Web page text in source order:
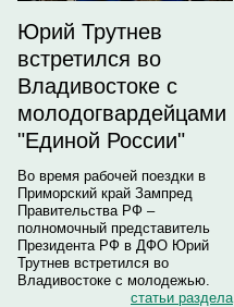
Юрий Трутнев
встретился во
Владивостоке с
молодогвардейцами
"Единой России"
Во время рабочей поездки в
Приморский край Зампред
Правительства РФ –
полномочный представитель
Президента РФ в ДФО Юрий
Трутнев встретился во
Владивостоке с молодежью.
статьи раздела